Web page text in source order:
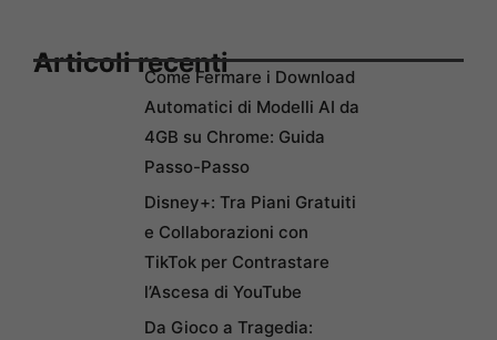
Articoli recentiCome Fermare i Download
Automatici di Modelli AI da
4GB su Chrome: Guida
Passo-Passo
Disney+: Tra Piani Gratuiti
e Collaborazioni con
TikTok per Contrastare
l’Ascesa di YouTube
Da Gioco a Tragedia: